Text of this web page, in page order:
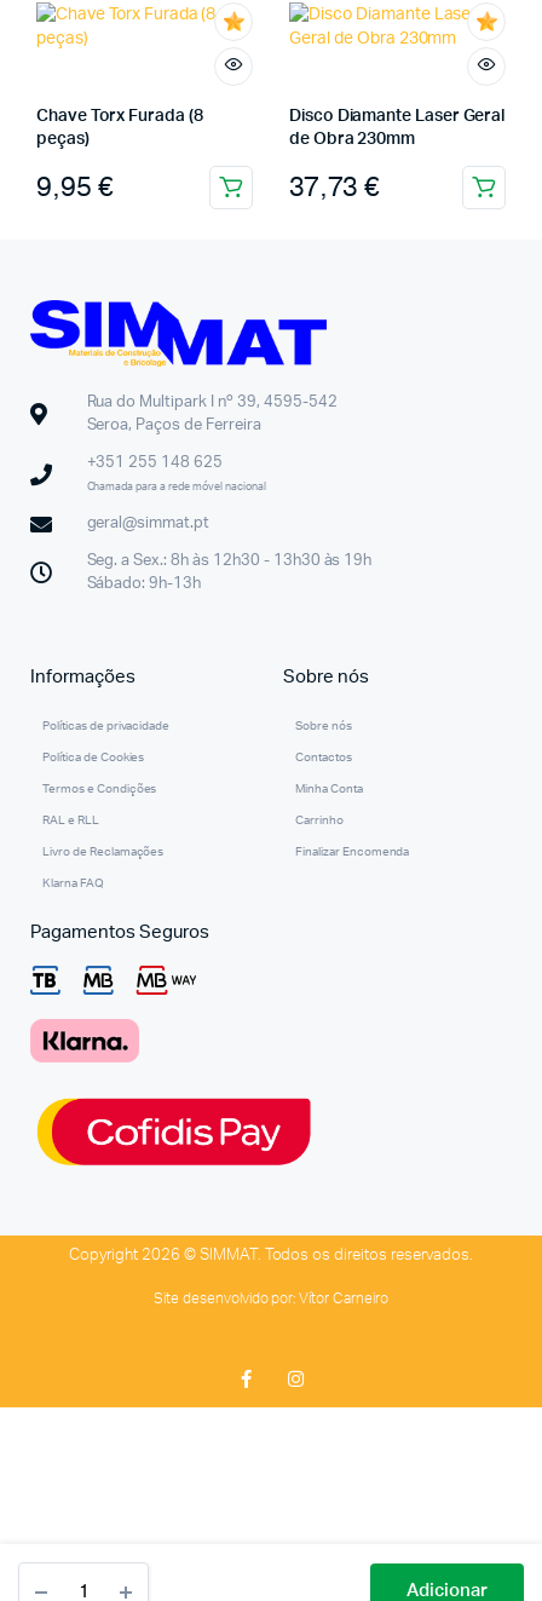
Adicionar
Chave Torx Furada (8
peças)
9,95 €
Disco Diamante Laser Geral
de Obra 230mm
37,73 €
Rua do Multipark I nº 39, 4595-542
Seroa, Paços de Ferreira
+351 255 148 625
Chamada para a rede móvel nacional
geral@simmat.pt
Seg. a Sex.: 8h às 12h30 - 13h30 às 19h
Sábado: 9h-13h
Informações
Políticas de privacidade
Política de Cookies
Termos e Condições
RAL e RLL
Livro de Reclamações
Klarna FAQ
Sobre nós
Sobre nós
Contactos
Minha Conta
Carrinho
Finalizar Encomenda
Pagamentos Seguros
Copyright 2026 © SIMMAT. Todos os direitos reservados.
Site desenvolvido por: Vítor Carneiro